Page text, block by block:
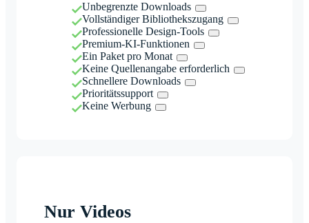
Unbegrenzte Downloads
Vollständiger Bibliothekszugang
Professionelle Design-Tools
Premium-KI-Funktionen
Ein Paket pro Monat
Keine Quellenangabe erforderlich
Schnellere Downloads
Prioritätssupport
Keine Werbung
Nur Videos